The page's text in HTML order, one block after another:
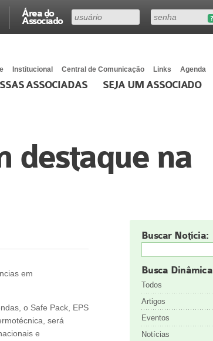
Área do
Associado
Institucional Central de Comunicação Links Agenda
ASSOCIADAS SEJA UM ASSOCIADO
destaque na
em
o Safe Pack, EPS
será
e
Buscar Notícia:
Busca Dinâmica
Todos
Artigos
Eventos
Notícias